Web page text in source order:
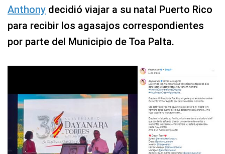
Anthony decidió viajar a su natal Puerto Rico
para recibir los agasajos correspondientes
por parte del Municipio de Toa Palta.